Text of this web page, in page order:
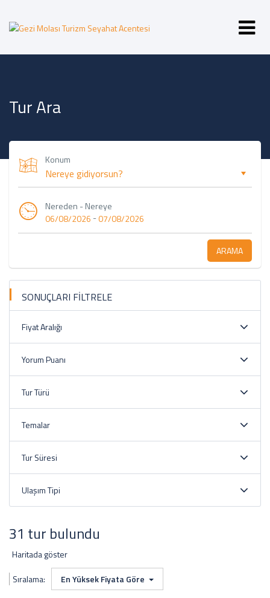
Tur Ara
Konum
Nereden - Nereye
06/08/2026 -07/08/2026
ARAMA
SONUÇLARI FİLTRELE
Fiyat Aralığı
Yorum Puanı
Tur Türü
Temalar
Tur Süresi
Ulaşım Tipi
31 tur bulundu
Haritada göster
Sıralama:
En Yüksek Fiyata Göre